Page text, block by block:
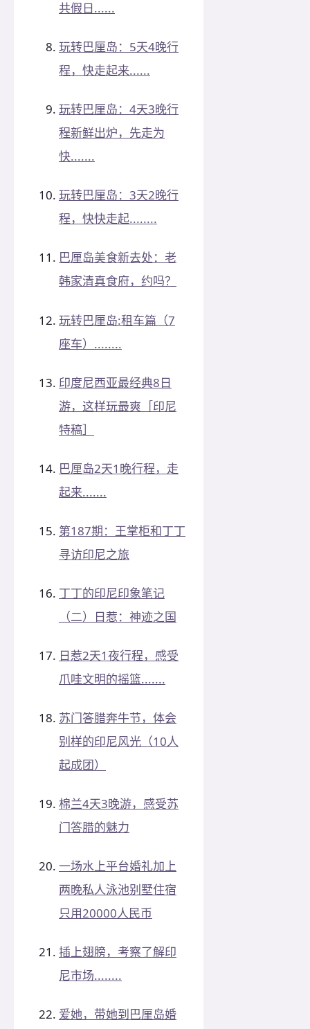
共假日......
玩转巴厘岛：5天4晚行
程，快走起来......
玩转巴厘岛：4天3晚行
程新鲜出炉，先走为
快.......
玩转巴厘岛：3天2晚行
程，快快走起........
巴厘岛美食新去处：老
韩家清真食府，约吗？
玩转巴厘岛:租车篇（7
座车）........
印度尼西亚最经典8日
游，这样玩最爽［印尼
特稿］
巴厘岛2天1晚行程，走
起来.......
第187期：王掌柜和丁丁
寻访印尼之旅
丁丁的印尼印象笔记
（二）日惹：神迹之国
日惹2天1夜行程，感受
爪哇文明的摇篮.......
苏门答腊奔牛节，体会
别样的印尼风光（10人
起成团）
棉兰4天3晚游，感受苏
门答腊的魅力
一场水上平台婚礼加上
两晚私人泳池别墅住宿
只用20000人民币
插上翅膀，考察了解印
尼市场........
爱她，带她到巴厘岛婚